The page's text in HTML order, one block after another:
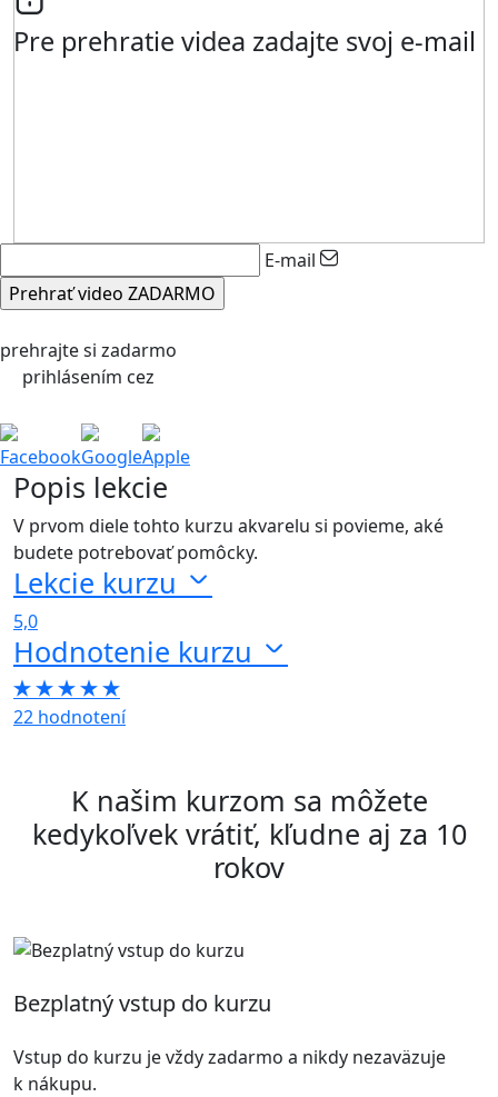
Pre prehratie videa zadajte svoj e-mail
E-mail
prehrajte si zadarmo
prihlásením cez
FacebookGoogleApple
Popis lekcie
V prvom diele tohto kurzu akvarelu si povieme, aké
budete potrebovať pomôcky.
Lekcie kurzu
5,0
Hodnotenie kurzu
22 hodnotení
K našim kurzom sa môžete
kedykoľvek vrátiť, kľudne aj za 10
rokov
Bezplatný vstup do kurzu
Vstup do kurzu je vždy zadarmo a nikdy nezaväzuje
k nákupu.